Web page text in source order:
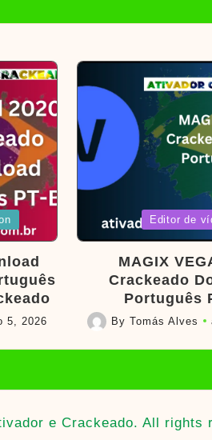
5, 2026
Posted
in
Editor de
MAGIX
Crackeado
Português
Posted
by
ByTomás Alves
e Crackeado. All rights